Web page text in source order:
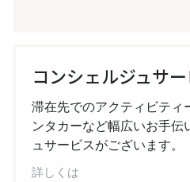
コンシェルジュサ
滞在先でのアクティビティ
ンタカーなど幅広いお手伝
ュサービスがございます。
詳しくは